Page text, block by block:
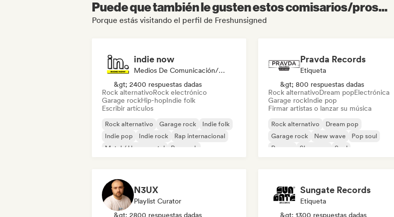
Puede que también le gusten estos comisarios/pros...
Porque estás visitando el perfil de Freshunsigned
indie now
Medios De Comunicación/Periodista
&gt; 2400 respuestas dadas
Rock alternativoRock electrónico
Garage rockHip-hopIndie folk
Escribir artículos
Rock alternativo Garage rock
Indie folk
Indie pop
Indie rock
Rap internacional
Metal / Heavy metal
Pop rock
Pravda Records
Etiqueta
&gt; 800 respuestas dadas
Rock alternativoDream popElectrónica
Garage rockIndie pop
Firmar artistas o lanzar su música
Rock alternativo
Dream pop
Garage rock
New wave
Pop soul
Reggae
Shoegaze Soul
N3UX
Playlist Curator
&gt; 2800 respuestas dadas
Sungate Records
Etiqueta
&gt; 1300 respuestas dadas